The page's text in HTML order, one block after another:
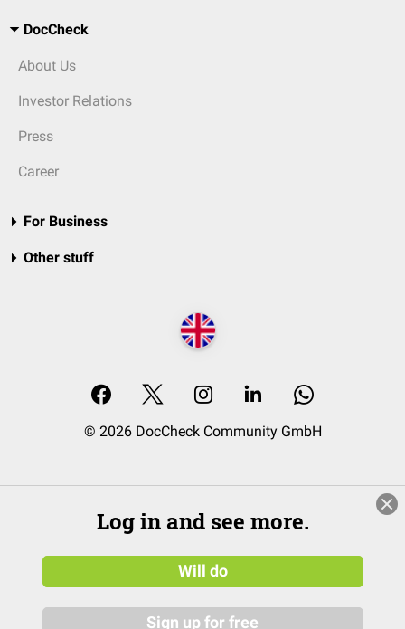
DocCheck
About Us
Investor Relations
Press
Career
For Business
Other stuff
© 2026 DocCheck Community GmbH
Log in and see more.
Will do
Sign up for free